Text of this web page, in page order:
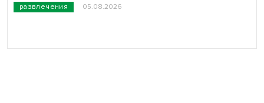
развлечения 05.08.2026